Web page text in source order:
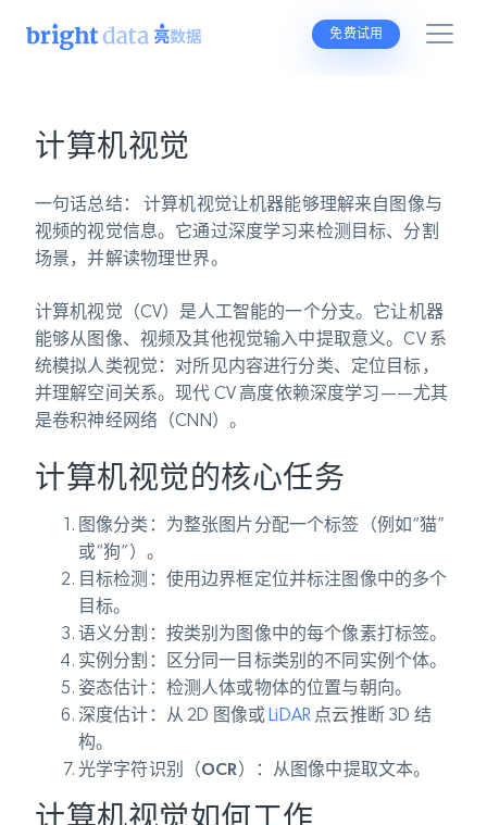
免费试用
计算机视觉
一句话总结：
计算机视觉让机器能够理解来自图像与
视频的视觉信息。它通过深度学习来检测目标、分割
场景，并解读物理世界。
计算机视觉 （CV）是人工智能的一个分支。它让机器
能够从图像、视频及其他视觉输入中提取意义。CV 系
统模拟人类视觉：对所见内容进行分类、定位目标，
并理解空间关系。现代 CV 高度依赖深度学习——尤其
是卷积神经网络（CNN）。
计算机视觉的核心任务
图像分类 ：为整张图片分配一个标签（例如“猫”
或“狗”）。
目标检测 ：使用边界框定位并标注图像中的多个
目标。
语义分割 ：按类别为图像中的每个像素打标签。
实例分割 ：区分同一目标类别的不同实例个体。
姿态估计 ：检测人体或物体的位置与朝向。
深度估计 ：从 2D 图像或LiDAR 点云推断 3D 结
构。
光学字符识别（OCR） ：从图像中提取文本。
计算机视觉如何工作